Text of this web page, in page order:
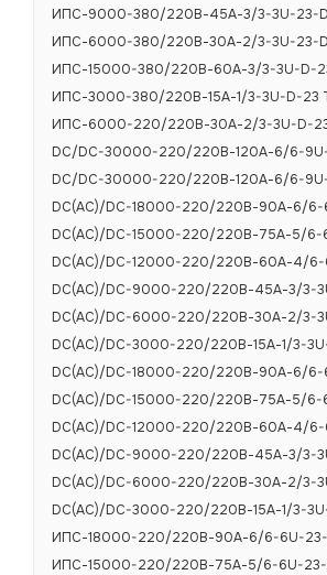
ИПС-9000-380/220В-45А-3/3-3U-23-
ИПС-6000-380/220В-30А-2/3-3U-23-
ИПС-15000-380/220В-60А-3/3-3U-D-
ИПС-3000-380/220В-15А-1/3-3U-D-23
ИПС-6000-220/220В-30А-2/3-3U-D-
DC/DC-30000-220/220В-120А-6/6-9U-
DC/DC-30000-220/220В-120А-6/6-9U-
DC(AC)/DC-18000-220/220В-90А-6/6-
DC(AC)/DC-15000-220/220В-75А-5/6-
DC(AC)/DC-12000-220/220В-60А-4/6-
DC(AC)/DC-9000-220/220В-45А-3/3-
DC(AC)/DC-6000-220/220В-30А-2/3-
DC(AC)/DC-3000-220/220В-15А-1/3-
DC(AC)/DC-18000-220/220В-90А-6/6-
DC(AC)/DC-15000-220/220В-75А-5/6-
DC(AC)/DC-12000-220/220В-60А-4/6-
DC(AC)/DC-9000-220/220В-45А-3/3-
DC(AC)/DC-6000-220/220В-30А-2/3-
DC(AC)/DC-3000-220/220В-15А-1/3-
ИПС-18000-220/220В-90А-6/6-6U-23-
ИПС-15000-220/220В-75А-5/6-6U-23-